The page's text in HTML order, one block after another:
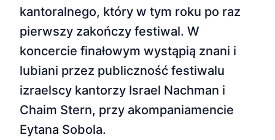
kantoralnego, który w tym roku po raz
pierwszy zakończy festiwal. W
koncercie finałowym wystąpią znani i
lubiani przez publiczność festiwalu
izraelscy kantorzy Israel Nachman i
Chaim Stern, przy akompaniamencie
Eytana Sobola.